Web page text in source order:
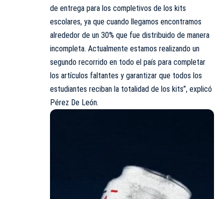
de entrega para los completivos de los kits
escolares, ya que cuando llegamos encontramos
alrededor de un 30% que fue distribuido de manera
incompleta. Actualmente estamos realizando un
segundo recorrido en todo el país para completar
los artículos faltantes y garantizar que todos los
estudiantes reciban la totalidad de los kits”, explicó
Pérez De León.